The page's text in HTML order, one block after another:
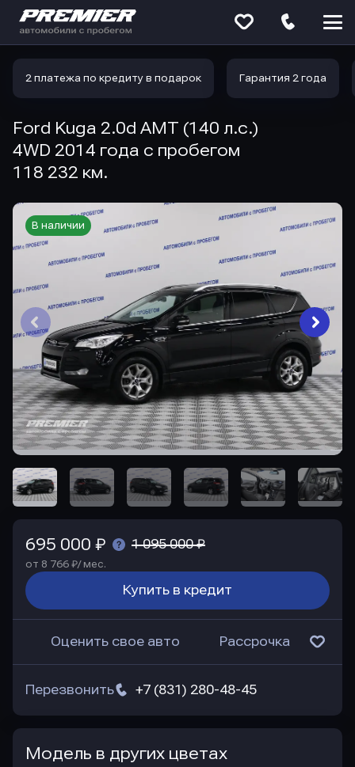
2 платежа по кредиту в подарок Гарантия 2 года
Ford Kuga 2.0d AMT (140 л.с.)
4WD 2014 года с пробегом
118 232 км.
В наличии
695 000 ₽ 1 095 000 ₽
от 8 766 ₽/ мес.
Купить в кредит
Оценить свое авто Рассрочка
+7 (831) 280-48-45
Перезвонить
Модель в других цветах